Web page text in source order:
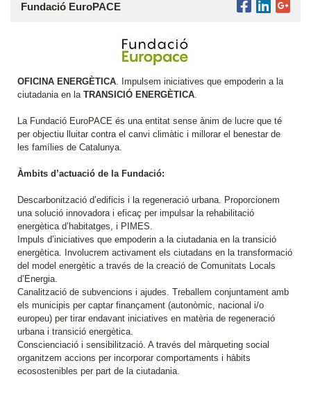
Fundació EuroPACE
OFICINA ENERGÈTICA. Impulsem iniciatives que empoderin a la
ciutadania en la TRANSICIÓ ENERGÈTICA.
La Fundació EuroPACE és una entitat sense ànim de lucre que té
per objectiu lluitar contra el canvi climàtic i millorar el benestar de
les famílies de Catalunya.
Àmbits d’actuació de la Fundació:
Descarbonització d’edificis i la regeneració urbana. Proporcionem
una solució innovadora i eficaç per impulsar la rehabilitació
energètica d’habitatges, i PIMES.
Impuls d’iniciatives que empoderin a la ciutadania en la transició
energètica. Involucrem activament els ciutadans en la transformació
del model energètic a través de la creació de Comunitats Locals
d’Energia.
Canalització de subvencions i ajudes. Treballem conjuntament amb
els municipis per captar finançament (autonòmic, nacional i/o
europeu) per tirar endavant iniciatives en matèria de regeneració
urbana i transició energètica.
Conscienciació i sensibilització. A través del màrqueting social
organitzem accions per incorporar comportaments i hàbits
ecosostenibles per part de la ciutadania.